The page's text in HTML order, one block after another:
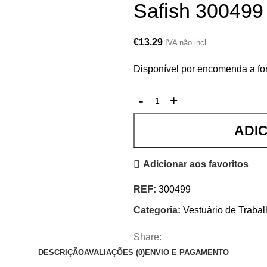
Safish 300499
€13.29 IVA não incl.
Disponível por encomenda a
Adicionar aos favoritos
REF: 300499
Categoria: Vestuário de
Share:
DESCRIÇÃOAVALIAÇÕES (0)ENVIO E PAGAMENTO